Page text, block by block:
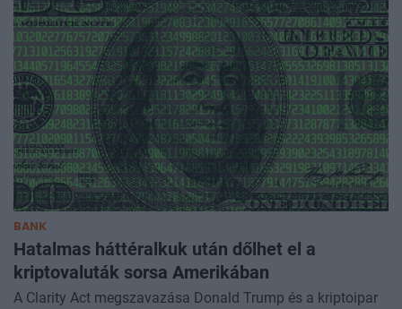
BANK
Hatalmas háttéralkuk után dőlhet el a
kriptovaluták sorsa Amerikában
A Clarity Act megszavazása Donald Trump és a kriptoipar